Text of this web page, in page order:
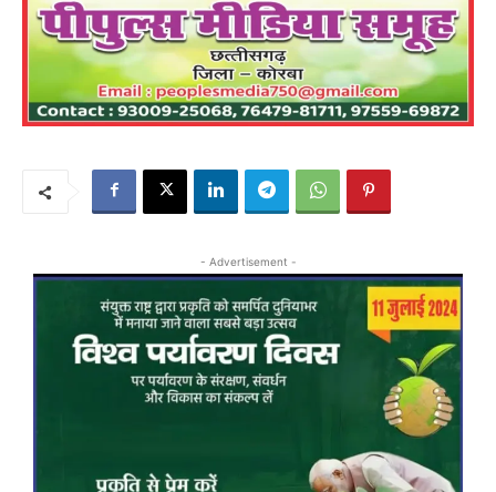
- Advertisement -